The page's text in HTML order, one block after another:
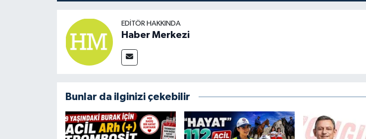
EDITÖR HAKKINDA
Haber Merkezi
Bunlar da ilginizi çekebilir